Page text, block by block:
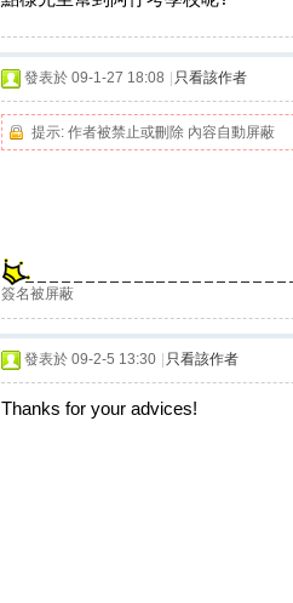
發表於 09-1-27 18:08 只看該作者
提示: 作者被禁止或刪除 內容自動屏蔽
簽名被屏蔽
發表於 09-2-5 13:30 只看該作者
Thanks for your advices!